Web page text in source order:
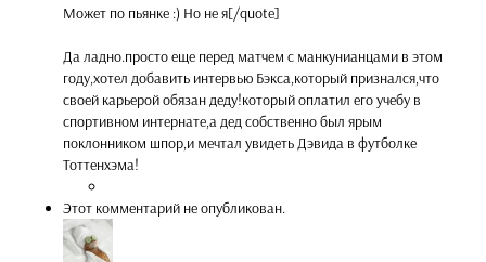
Может по пьянке :) Но не я[/quote]
Да ладно.просто еще перед матчем с манкунианцами в этом
году,хотел добавить интервью Бэкса,который признался,что
своей карьерой обязан деду!который оплатил его учебу в
спортивном интернате,а дед собственно был ярым
поклонником шпор,и мечтал увидеть Дэвида в футболке
Тоттенхэма!
Этот комментарий не опубликован.